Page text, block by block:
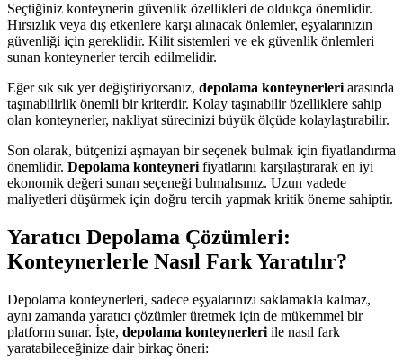
Seçtiğiniz konteynerin güvenlik özellikleri de oldukça önemlidir.
Hırsızlık veya dış etkenlere karşı alınacak önlemler, eşyalarınızın
güvenliği için gereklidir. Kilit sistemleri ve ek güvenlik önlemleri
sunan konteynerler tercih edilmelidir.
Eğer sık sık yer değiştiriyorsanız, depolama konteynerleri arasında
taşınabilirlik önemli bir kriterdir. Kolay taşınabilir özelliklere sahip
olan konteynerler, nakliyat sürecinizi büyük ölçüde kolaylaştırabilir.
Son olarak, bütçenizi aşmayan bir seçenek bulmak için fiyatlandırma
önemlidir. Depolama konteyneri fiyatlarını karşılaştırarak en iyi
ekonomik değeri sunan seçeneği bulmalısınız. Uzun vadede
maliyetleri düşürmek için doğru tercih yapmak kritik öneme sahiptir.
Yaratıcı Depolama Çözümleri:
Konteynerlerle Nasıl Fark Yaratılır?
Depolama konteynerleri, sadece eşyalarınızı saklamakla kalmaz,
aynı zamanda yaratıcı çözümler üretmek için de mükemmel bir
platform sunar. İşte, depolama konteynerleri ile nasıl fark
yaratabileceğinize dair birkaç öneri: